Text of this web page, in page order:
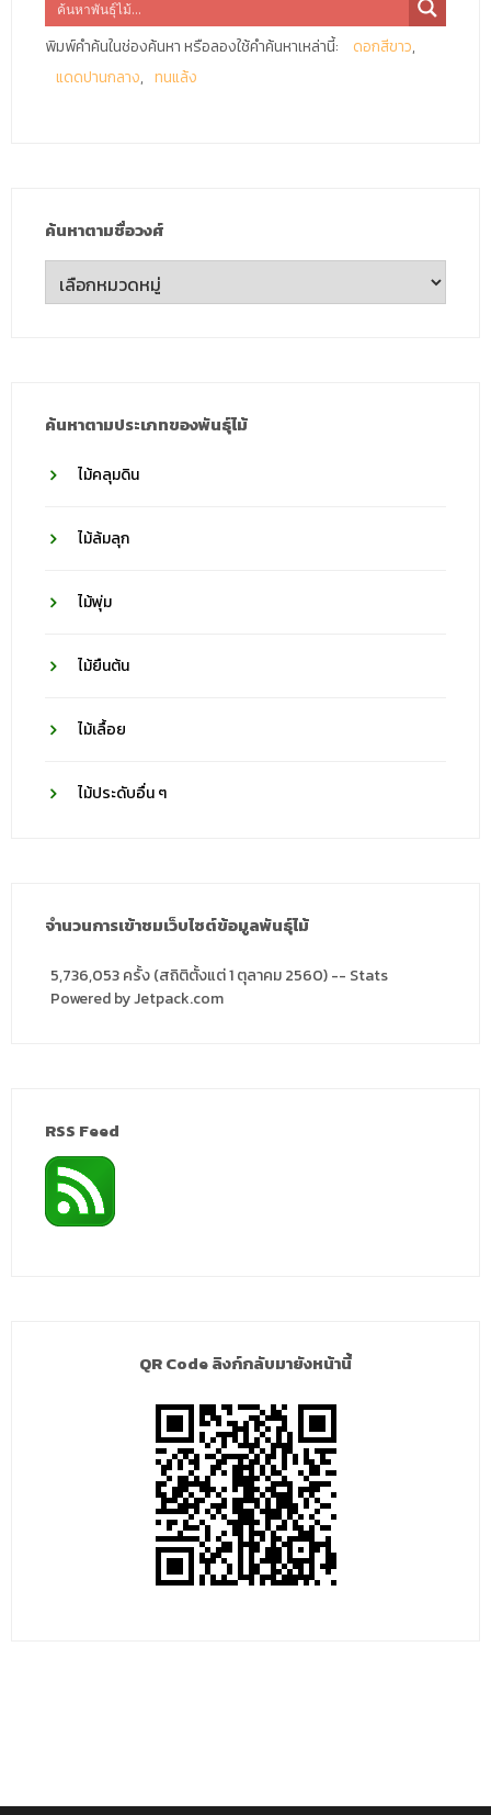
พิมพ์คำค้นในช่องค้นหา หรือลองใช้คำค้นหาเหล่านี้:
ดอกสีขาว
แดดปานกลาง
ทนแล้ง
ค้นหาตามชื่อวงศ์
ค้นหา
ตาม
ค้นหาตามประเภทของพันธุ์ไม้
ไม้คลุมดิน
ไม้ล้มลุก
ไม้พุ่ม
ไม้ยืนต้น
ไม้เลื้อย
ไม้ประดับอื่น ๆ
จำนวนการเข้าชมเว็บไซต์ข้อมูลพันธุ์ไม้
5,736,053 ครั้ง (สถิติตั้งแต่ 1 ตุลาคม 2560) -- Stats
Powered by Jetpack.com
RSS Feed
QR Code ลิงก์กลับมายังหน้านี้